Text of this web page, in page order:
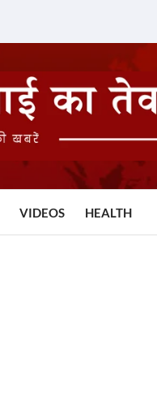
VIDEOS HEALTH